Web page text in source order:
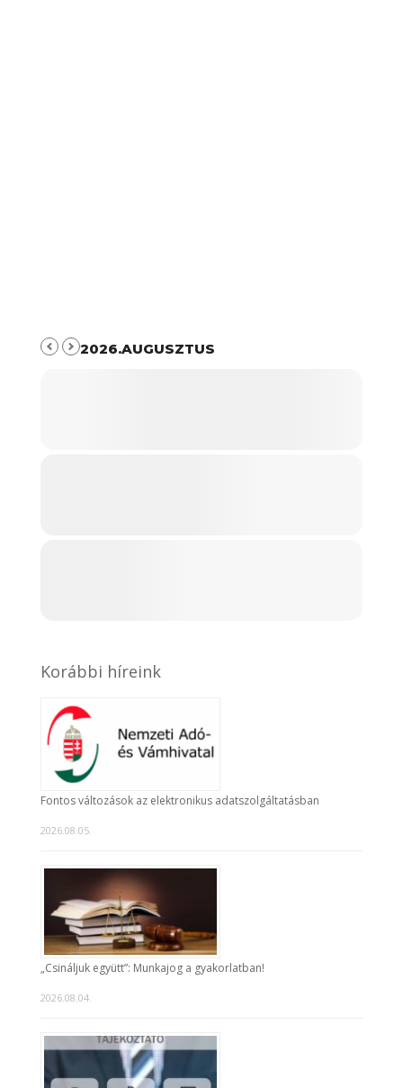
2026.AUGUSZTUS
Korábbi híreink
Fontos változások az elektronikus adatszolgáltatásban
2026.08.05.
„Csináljuk együtt”: Munkajog a gyakorlatban!
2026.08.04.